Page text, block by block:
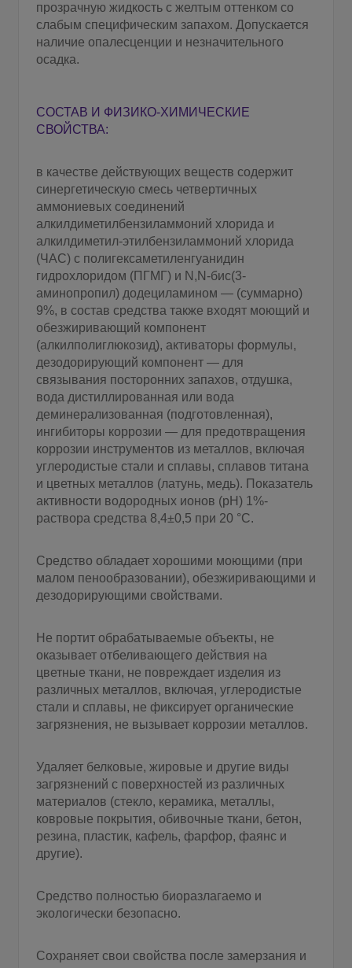
прозрачную жидкость с желтым оттенком со
слабым специфическим запахом. Допускается
наличие опалесценции и незначительного
осадка.
СОСТАВ И ФИЗИКО-ХИМИЧЕСКИЕ
СВОЙСТВА:
в качестве действующих веществ содержит
синергетическую смесь четвертичных
аммониевых соединений
алкилдиметилбензиламмоний хлорида и
алкилдиметил-этилбензиламмоний хлорида
(ЧАС) с полигексаметиленгуанидин
гидрохлоридом (ПГМГ) и N,N-бис(3-
аминопропил) додециламином — (суммарно)
9%, в состав средства также входят моющий и
обезжиривающий компонент
(алкилполиглюкозид), активаторы формулы,
дезодорирующий компонент — для
связывания посторонних запахов, отдушка,
вода дистиллированная или вода
деминерализованная (подготовленная),
ингибиторы коррозии — для предотвращения
коррозии инструментов из металлов, включая
углеродистые стали и сплавы, сплавов титана
и цветных металлов (латунь, медь). Показатель
активности водородных ионов (рН) 1%-
раствора средства 8,4±0,5 при 20 °С.
Средство обладает хорошими моющими (при
малом пенообразовании), обезжиривающими и
дезодорирующими свойствами.
Не портит обрабатываемые объекты, не
оказывает отбеливающего действия на
цветные ткани, не повреждает изделия из
различных металлов, включая, углеродистые
стали и сплавы, не фиксирует органические
загрязнения, не вызывает коррозии металлов.
Удаляет белковые, жировые и другие виды
загрязнений с поверхностей из различных
материалов (стекло, керамика, металлы,
ковровые покрытия, обивочные ткани, бетон,
резина, пластик, кафель, фарфор, фаянс и
другие).
Средство полностью биоразлагаемо и
экологически безопасно.
Сохраняет свои свойства после замерзания и